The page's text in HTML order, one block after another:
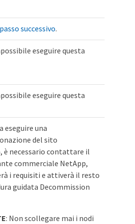
successivo.
eseguire questa
eseguire questa
eseguire una
del sito
è necessario contattare il
commerciale NetApp,
i requisiti e attiverà il resto
guidata Decommission
: Non scollegare mai i nodi